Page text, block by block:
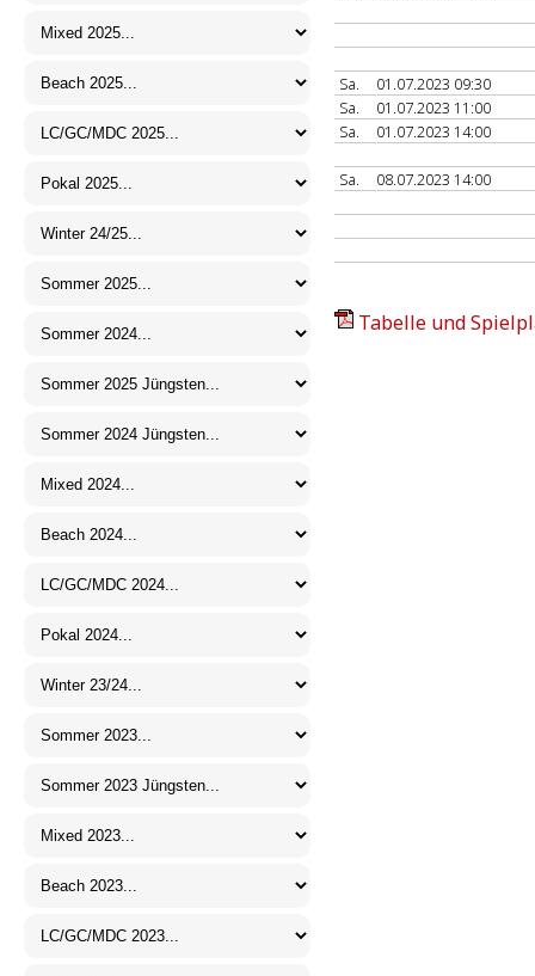
Sa.
01.07.2023 09:30
Sa.
01.07.2023 11:00
Sa.
01.07.2023 14:00
Sa. 08.07.2023 14:00
Tabelle und